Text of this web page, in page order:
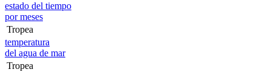
estado del tiempo
por meses
Tropea
temperatura
del agua de mar
Tropea